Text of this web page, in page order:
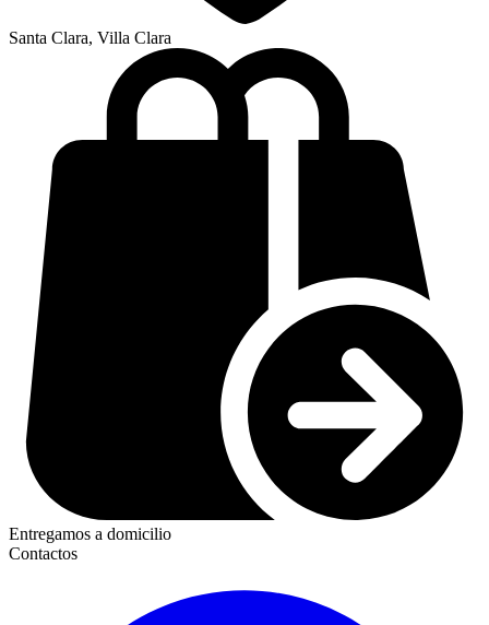
Santa Clara, Villa Clara
Entregamos a domicilio
Contactos